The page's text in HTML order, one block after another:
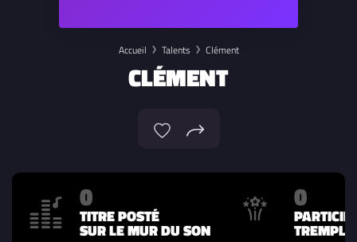
Accueil Talents Clément
CLÉMENT
0
TITRE POSTÉ
SUR LE MUR DU SON
0